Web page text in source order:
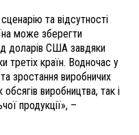
та відсутності
може зберегти
доларів США завдяки
третіх країн. Водночас у
зростання виробничих
виробництва, так і
продукції», –